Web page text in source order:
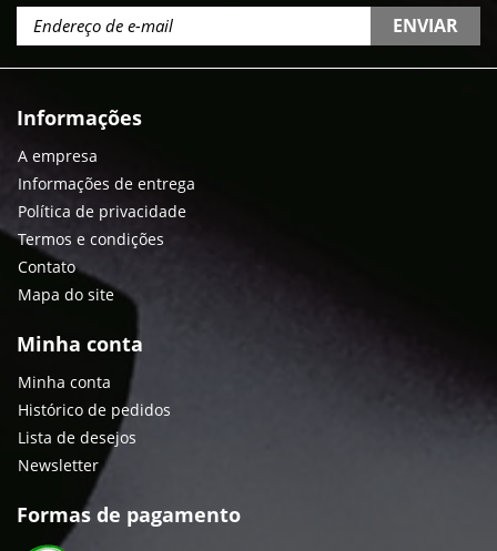
ENVIAR
Informações
A empresa
Informações de entrega
Política de privacidade
Termos e condições
Contato
Mapa do site
Minha conta
Minha conta
Histórico de pedidos
Lista de desejos
Newsletter
Formas de pagamento